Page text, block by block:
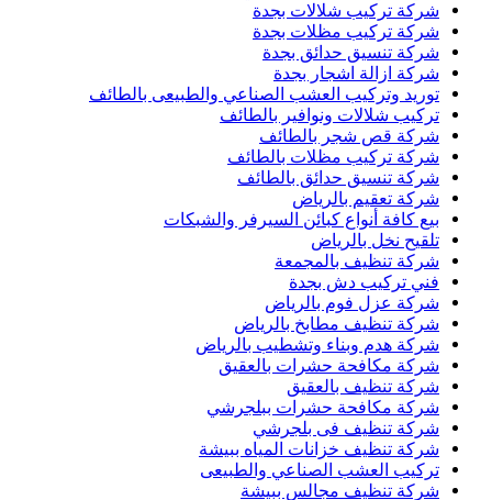
شركة تركيب شلالات بجدة
شركة تركيب مظلات بجدة
شركة تنسيق حدائق بجدة
شركة ازالة اشجار بجدة
توريد وتركيب العشب الصناعي والطبيعى بالطائف
تركيب شلالات ونوافير بالطائف
شركة قص شجر بالطائف
شركة تركيب مظلات بالطائف
شركة تنسيق حدائق بالطائف
شركة تعقيم بالرياض
بيع كافة أنواع كبائن السيرفر والشبكات
تلقيح نخل بالرياض
شركة تنظيف بالمجمعة
فني تركيب دش بجدة
شركة عزل فوم بالرياض
شركة تنظيف مطابخ بالرياض
شركة هدم وبناء وتشطيب بالرياض
شركة مكافحة حشرات بالعقيق
شركة تنظيف بالعقيق
شركة مكافحة حشرات ببلجرشي
شركة تنظيف فى بلجرشي
شركة تنظيف خزانات المياه ببيشة
تركيب العشب الصناعي والطبيعى
شركة تنظيف مجالس ببيشة